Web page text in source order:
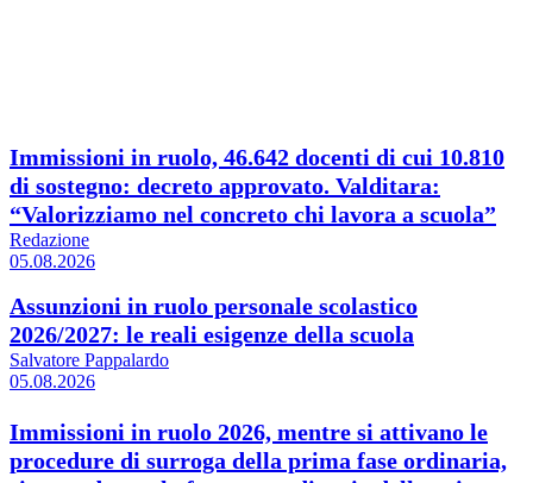
Immissioni in ruolo, 46.642 docenti di cui 10.810
di sostegno: decreto approvato. Valditara:
“Valorizziamo nel concreto chi lavora a scuola”
Redazione
05.08.2026
Assunzioni in ruolo personale scolastico
2026/2027: le reali esigenze della scuola
Salvatore Pappalardo
05.08.2026
Immissioni in ruolo 2026, mentre si attivano le
procedure di surroga della prima fase ordinaria,